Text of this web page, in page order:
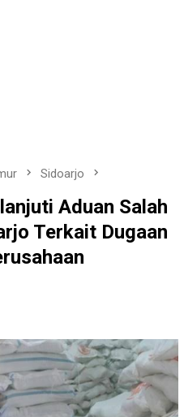
Sidoarjo
Aduan Salah
Terkait Dugaan